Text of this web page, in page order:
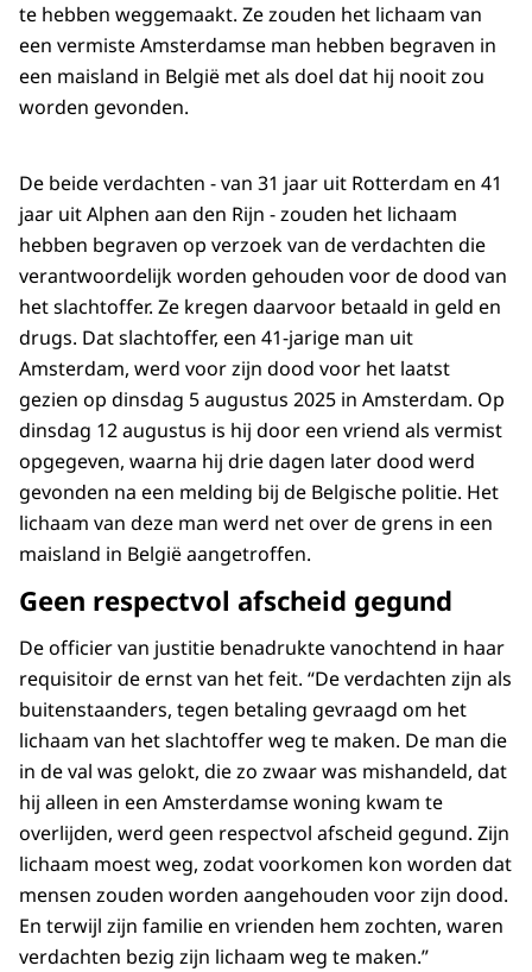
te hebben weggemaakt. Ze zouden het lichaam van
een vermiste Amsterdamse man hebben begraven in
een maisland in België met als doel dat hij nooit zou
worden gevonden.
De beide verdachten - van 31 jaar uit Rotterdam en 41
jaar uit Alphen aan den Rijn - zouden het lichaam
hebben begraven op verzoek van de verdachten die
verantwoordelijk worden gehouden voor de dood van
het slachtoffer. Ze kregen daarvoor betaald in geld en
drugs. Dat slachtoffer, een 41-jarige man uit
Amsterdam, werd voor zijn dood voor het laatst
gezien op dinsdag 5 augustus 2025 in Amsterdam. Op
dinsdag 12 augustus is hij door een vriend als vermist
opgegeven, waarna hij drie dagen later dood werd
gevonden na een melding bij de Belgische politie. Het
lichaam van deze man werd net over de grens in een
maisland in België aangetroffen.
Geen respectvol afscheid gegund
De officier van justitie benadrukte vanochtend in haar
requisitoir de ernst van het feit. “De verdachten zijn als
buitenstaanders, tegen betaling gevraagd om het
lichaam van het slachtoffer weg te maken. De man die
in de val was gelokt, die zo zwaar was mishandeld, dat
hij alleen in een Amsterdamse woning kwam te
overlijden, werd geen respectvol afscheid gegund. Zijn
lichaam moest weg, zodat voorkomen kon worden dat
mensen zouden worden aangehouden voor zijn dood.
En terwijl zijn familie en vrienden hem zochten, waren
verdachten bezig zijn lichaam weg te maken.”